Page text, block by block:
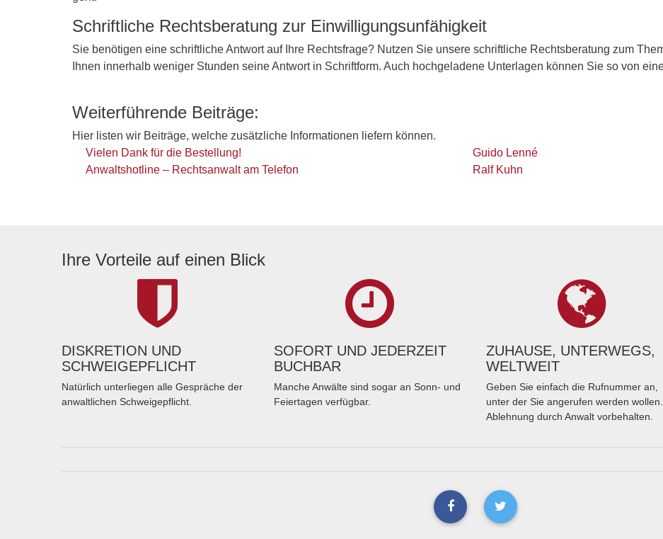
Schriftliche Rechtsberatung zur Einwilligungsunfähigkeit
Sie benötigen eine schriftliche Antwort auf Ihre Rechtsfrage? Nutzen Sie unsere schriftliche Rechtsberatung zum
Ihnen innerhalb weniger Stunden seine Antwort in Schriftform. Auch hochgeladene Unterlagen können Sie so von
Weiterführende Beiträge:
Hier listen wir Beiträge, welche zusätzliche Informationen liefern können.
Vielen Dank für die Bestellung!
Anwaltshotline – Rechtsanwalt am Telefon
Guido Lenné
Ralf Kuhn
Ihre Vorteile auf einen Blick
DISKRETION UND
SCHWEIGEPFLICHT
Natürlich unterliegen alle Gespräche der
anwaltlichen Schweigepflicht.
SOFORT UND JEDERZEIT
BUCHBAR
Manche Anwälte sind sogar an Sonn- und
Feiertagen verfügbar.
ZUHAUSE, UNTERWEGS,
WELTWEIT
Geben Sie einfach die Rufnummer an,
unter der Sie angerufen werden wollen.
Ablehnung durch Anwalt vorbehalten.